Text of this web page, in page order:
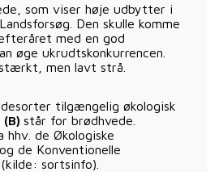
som viser høje udbytter i
Den skulle komme
med en god
øge ukrudtskonkurrencen.
men lavt strå.
tilgængelig økologisk
(B) står for brødhvede.
hhv. de Økologiske
de Konventionelle
sortsinfo).